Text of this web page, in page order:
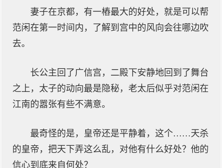
妻子在京都，有一樁最大的好处，就是可以帮
范闲在第一时间内，了解到宫中的风向会往哪边吹
去。
长公主回了广信宫，二殿下安静地回到了舞台
之上，太子的动向最是隐秘，老太后似乎对范闲在
江南的嚣张有些不满意。
最奇怪的是，皇帝还是平静着，这个……天杀
的皇帝，把天下弄这么乱，对他有什么好处？他的
信心到底来自何处？